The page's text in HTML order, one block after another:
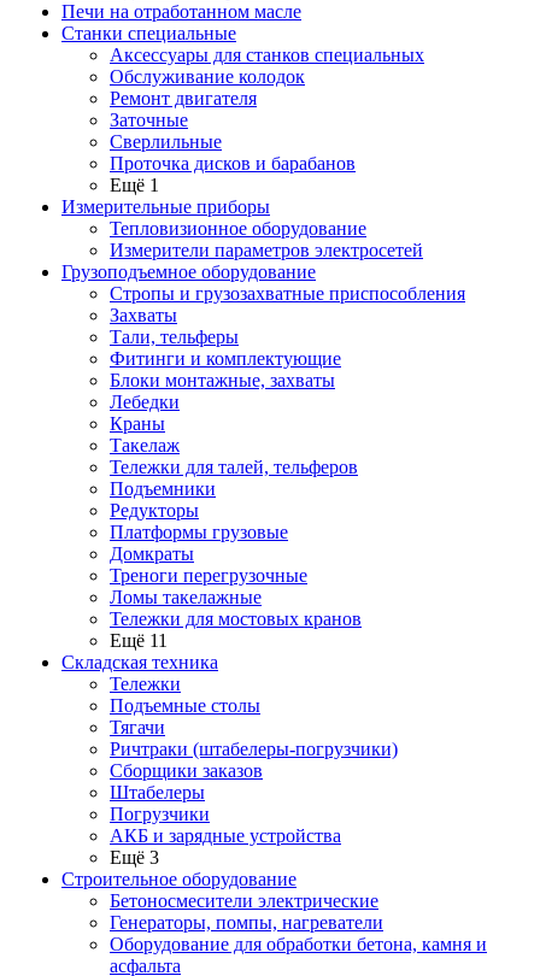
Печи на отработанном масле
Станки специальные
Аксессуары для станков специальных
Обслуживание колодок
Ремонт двигателя
Заточные
Сверлильные
Проточка дисков и барабанов
Ещё 1
Измерительные приборы
Тепловизионное оборудование
Измерители параметров электросетей
Грузоподъемное оборудование
Стропы и грузозахватные приспособления
Захваты
Тали, тельферы
Фитинги и комплектующие
Блоки монтажные, захваты
Лебедки
Краны
Такелаж
Тележки для талей, тельферов
Подъемники
Редукторы
Платформы грузовые
Домкраты
Треноги перегрузочные
Ломы такелажные
Тележки для мостовых кранов
Ещё 11
Складская техника
Тележки
Подъемные столы
Тягачи
Ричтраки (штабелеры-погрузчики)
Сборщики заказов
Штабелеры
Погрузчики
АКБ и зарядные устройства
Ещё 3
Строительное оборудование
Бетоносмесители электрические
Генераторы, помпы, нагреватели
Оборудование для обработки бетона, камня и
асфальта